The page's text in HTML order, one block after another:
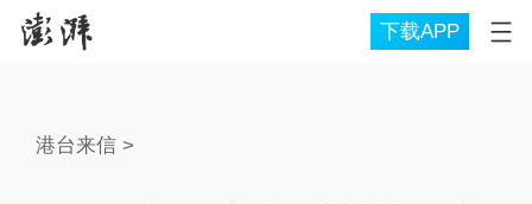
下载APP
港台来信>